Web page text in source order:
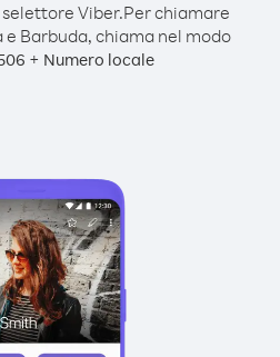
Viber.Per chiamare
e Barbuda, chiama nel modo
+ Numero locale